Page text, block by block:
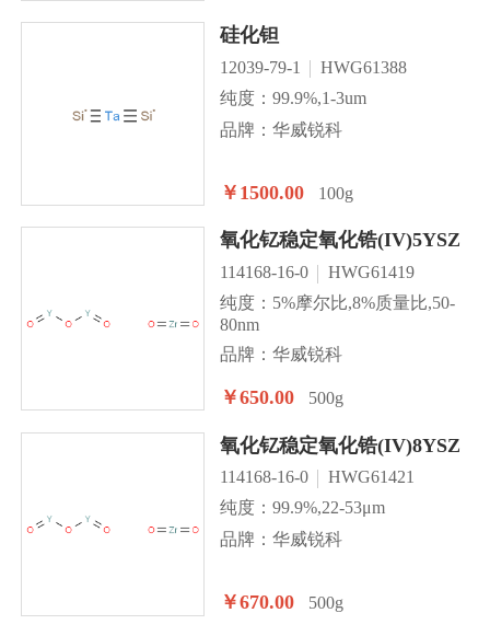
硅化钽
12039-79-1
HWG61388
纯度：99.9%,1-3um
品牌：华威锐科
￥1500.00 100g
氧化钇稳定氧化锆(IV)5YSZ
114168-16-0
HWG61419
纯度：5%摩尔比,8%质量比,50-
80nm
品牌：华威锐科
￥650.00 500g
氧化钇稳定氧化锆(IV)8YSZ
114168-16-0
HWG61421
纯度：99.9%,22-53μm
品牌：华威锐科
￥670.00 500g